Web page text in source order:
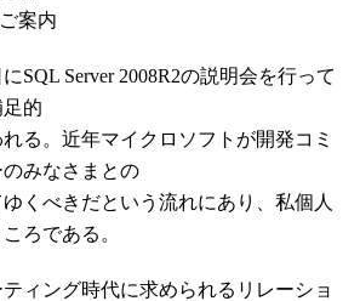
案内
SQL Server 2008R2の説明会を行って
的
る。近年マイクロソフトが開発コミ
みなさまとの
くべきだという流れにあり、私個人
ろである。
ィング時代に求められるリレーショ